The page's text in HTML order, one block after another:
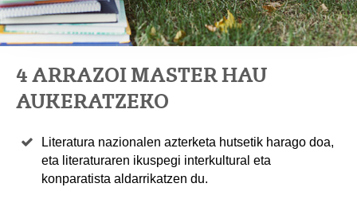
4 ARRAZOI MASTER HAU
AUKERATZEKO
Literatura nazionalen azterketa hutsetik harago doa,
eta literaturaren ikuspegi interkultural eta
konparatista aldarrikatzen du.